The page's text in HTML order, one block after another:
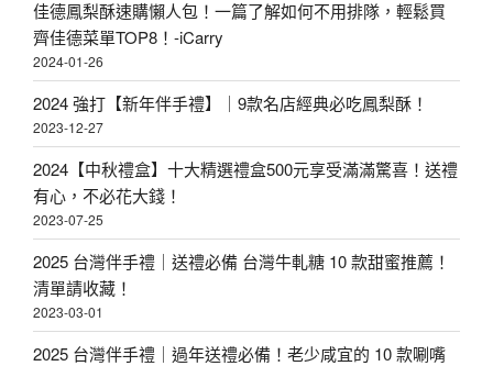
佳德鳳梨酥速購懶人包！一篇了解如何不用排隊，輕鬆買
齊佳德菜單TOP8！-iCarry
2024-01-26
2024 強打【新年伴手禮】｜9款名店經典必吃鳳梨酥！
2023-12-27
2024【中秋禮盒】十大精選禮盒500元享受滿滿驚喜！送禮
有心，不必花大錢！
2023-07-25
2025 台灣伴手禮｜送禮必備 台灣牛軋糖 10 款甜蜜推薦！
清單請收藏！
2023-03-01
2025 台灣伴手禮｜過年送禮必備！老少咸宜的 10 款唰嘴